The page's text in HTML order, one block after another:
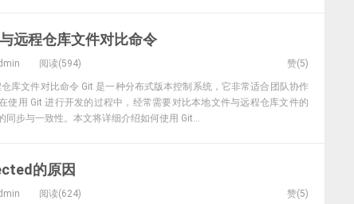
远程仓库文件对比命令
阅读(594) 赞(5)
库文件对比命令 Git 是一种分布式版本控制系统，它非常适合团队协作
使用 Git 进行开发的过程中，经常需要对比本地文件与远程仓库文件的
同步与一致性。本文将详细介绍如何使用 Git...
的原因
阅读(624) 赞(5)